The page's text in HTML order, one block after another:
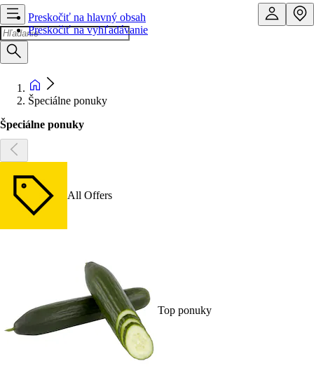
Preskočiť na hlavný obsah
Preskočiť na vyhľadávanie
Špeciálne ponuky
Špeciálne ponuky
All Offers
Top ponuky